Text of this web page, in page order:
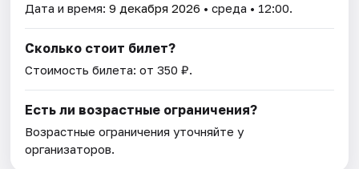
Дата и время:9 декабря 2026 • среда • 12:00.
Сколько стоит билет?
Стоимость билета: от 350 ₽.
Есть ли возрастные ограничения?
Возрастные ограничения уточняйте у
организаторов.